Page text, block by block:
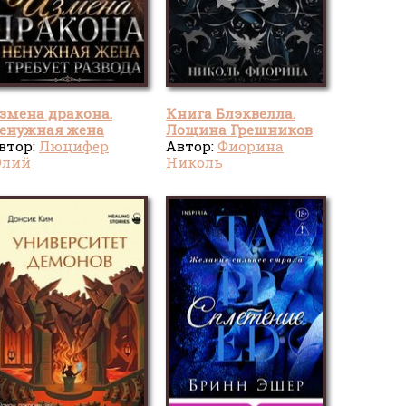
дракона.
жена
развода
Люцифер
Книга Блэквелла.
Лощина Грешников
Автор: Фиорина
Николь